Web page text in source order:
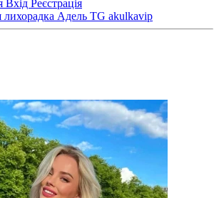
Вхід Реєстрація
лихорадка Адель TG akulkavip